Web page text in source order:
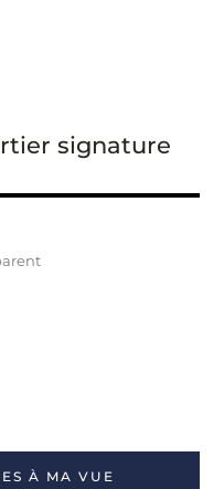
signature
À MA VUE